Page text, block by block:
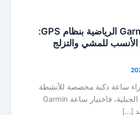
أفضل ساعات Garmin الرياضية بنظام GPS:
الأنسب للمشي والتزلج
ساعة ذكية مخصصة للأنشطة
الخارجية أو الرياضات الجبلية، فاختيار ساعة Garmin